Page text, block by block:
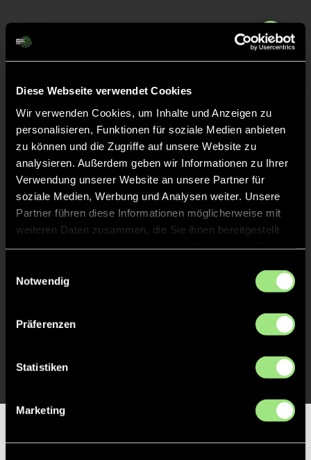
Diese Webseite verwendet Cookies
Wir verwenden Cookies, um Inhalte und Anzeigen zu
personalisieren, Funktionen für soziale Medien anbieten
zu können und die Zugriffe auf unsere Website zu
analysieren. Außerdem geben wir Informationen zu Ihrer
Verwendung unserer Website an unsere Partner für
soziale Medien, Werbung und Analysen weiter. Unsere
Partner führen diese Informationen möglicherweise mit
weiteren Daten zusammen, die Sie ihnen bereitgestellt
Notwendig
Präferenzen
Statistiken
Marketing
Liveticker
Spiel beendet
30' ABPFIFF 2. Halbzeit
30' TOR 1:0, FELDTOR
LiaB.